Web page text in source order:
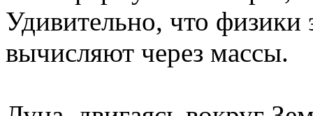
Удивительно, что
вычисляют через массы.